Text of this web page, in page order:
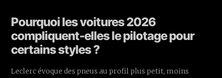
Pourquoi les voitures 2026
compliquent-elles le pilotage pour
certains styles ?
Leclerc évoque des pneus au profil plus petit, moins